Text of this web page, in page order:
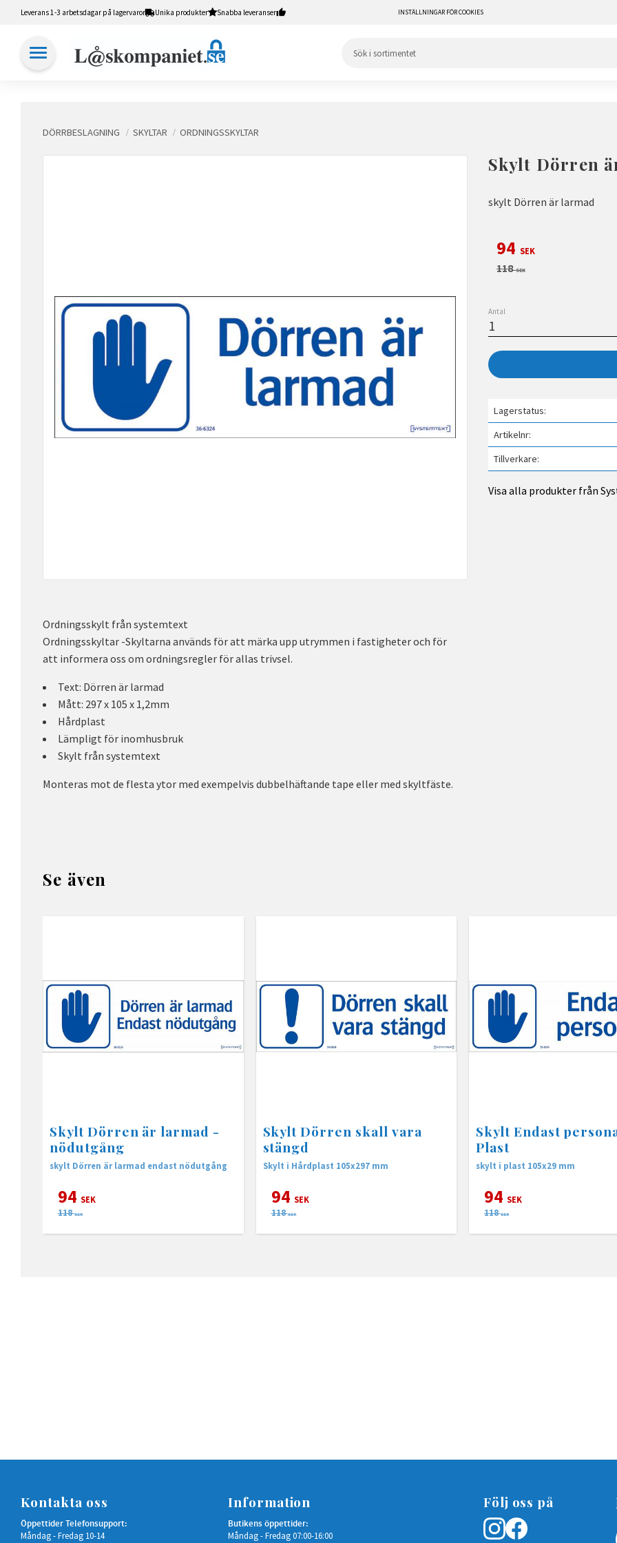
Leverans 1-3 arbetsdagar på lagervaror Unika produkter Snabba leveranser INSTÄLLNINGAR FÖR COOKIES
DÖRRBESLAGNING SKYLTAR ORDNINGSSKYLTAR
Skylt Dörren
skylt Dörren är larmad
Nedsatt pris:
94 SEK
Ordinarie pris:
118SEK
Antal
Lagerstatus
Artikelnr
Tillverkare
Visa alla produkter från
Ordningsskylt från systemtext
Ordningsskyltar -Skyltarna används för att märka upp utrymmen i fastigheter och för
att informera oss om ordningsregler för allas trivsel.
Text: Dörren är larmad
Mått: 297 x 105 x 1,2mm
Hårdplast
Lämpligt för inomhusbruk
Skylt från systemtext
Monteras mot de flesta ytor med exempelvis dubbelhäftande tape eller med skyltfäste.
Se även
Skylt Dörren är larmad -
nödutgång
skylt Dörren är larmad endast nödutgång
94 SEK
118 SEK
Skylt Dörren skall vara
stängd
Skylt i Hårdplast 105x297 mm
94 SEK
118 SEK
Skylt Endast
Plast
skylt i plast 105x29 mm
94 SEK
118 SEK
Kontakta oss
Öppettider Telefonsupport:
Måndag - Fredag 10-14
Information
Butikens öppettider:
Måndag - Fredag 07:00-16:00
Följ oss på